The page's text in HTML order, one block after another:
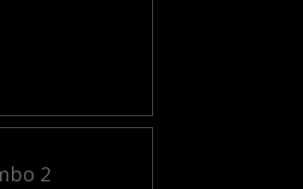
2